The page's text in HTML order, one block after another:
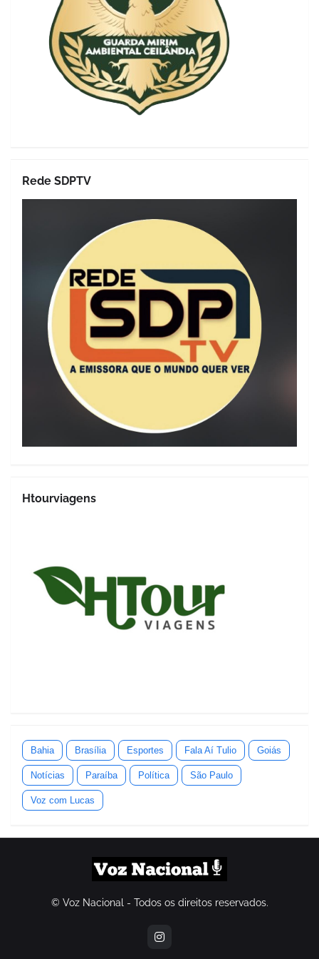
Rede SDPTV
Htourviagens
Bahia Brasília Esportes Fala Aí Tulio Goiás
Notícias Paraíba Política São Paulo
Voz com Lucas
© Voz Nacional - Todos os direitos reservados.